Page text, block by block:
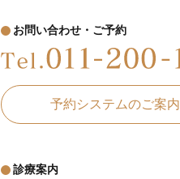
お問い合わせ・ご予約
予約システムのご案内
診療案内